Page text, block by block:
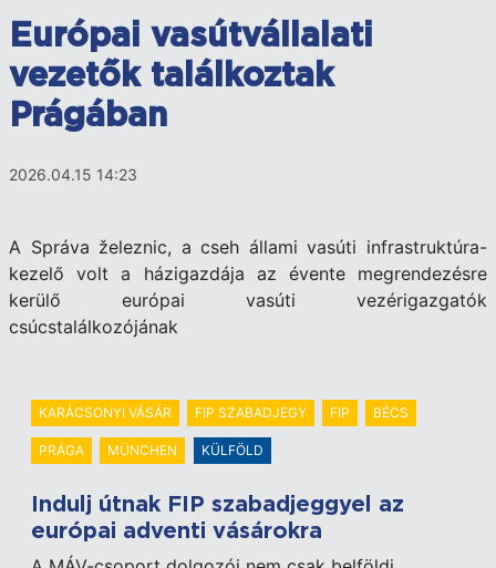
Európai vasútvállalati
vezetők találkoztak
Prágában
2026.04.15 14:23
A Správa železnic, a cseh állami vasúti infrastruktúra-
kezelő volt a házigazdája az évente megrendezésre
kerülő európai vasúti vezérigazgatók
csúcstalálkozójának
KARÁCSONYI VÁSÁR FIP SZABADJEGY FIP BÉCS
PRÁGA MÜNCHEN KÜLFÖLD
Indulj útnak FIP szabadjeggyel az
európai adventi vásárokra